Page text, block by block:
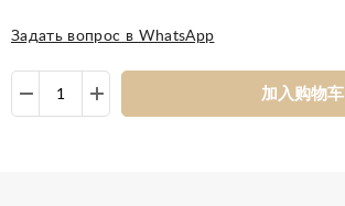
Задать вопрос в WhatsApp
加入购物车